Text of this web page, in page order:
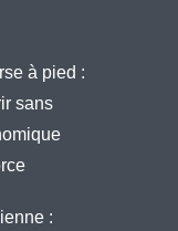
à pied :
sans
: